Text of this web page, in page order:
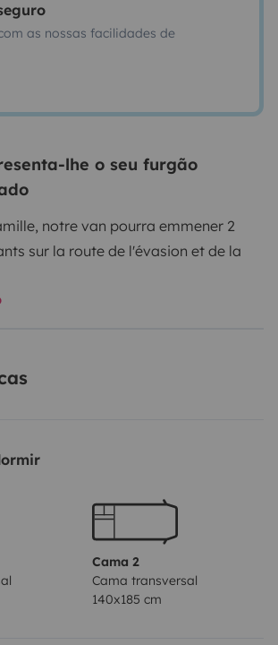
as nossas facilidades de
lhe o seu furgão
notre van pourra emmener 2
sur la route de l'évasion et de la
avec ses agréments de pilotage:
eau propre 60L
130cm x 175cm
Cama 2
Cama transversal
140x185 cm